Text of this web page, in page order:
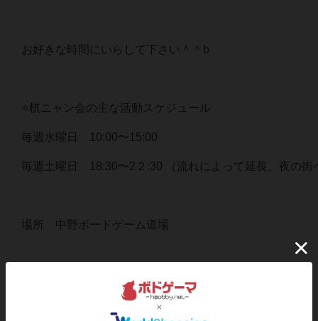
お好きな時間にいらして下さい＾＾b
⭐️棋ニャン会の主な活動スケジュール
毎週水曜日 10:00〜15:00
毎週土曜日 18:30〜2２:30 （流れによって延長、夜の街
場所 中野ボードゲーム道場
参加費 都度 １０００円